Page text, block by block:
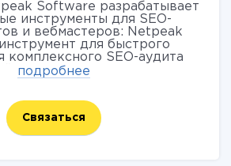
Software разрабатывает
инструменты для SEO-
и вебмастеров: Netpeak
для быстрого
комплексного SEO-аудита
Netpeak Checker —
параметрам. По промокоду
сможете воспользоваться
на первую покупку наших
подробнее
Связаться